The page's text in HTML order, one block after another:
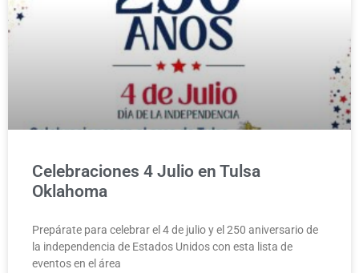
Celebraciones 4 Julio en Tulsa
Oklahoma
Prepárate para celebrar el 4 de julio y el 250 aniversario de
la independencia de Estados Unidos con esta lista de
eventos en el área